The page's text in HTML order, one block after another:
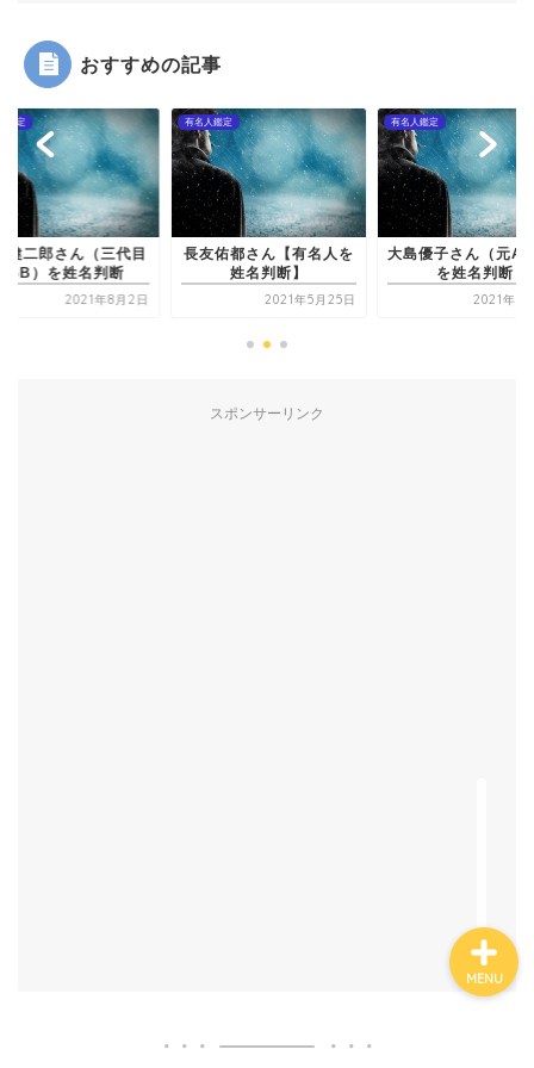
おすすめの記事
鑑定
佑都さん【有名人を
姓名判断】
2021年5月25日
有名人鑑定
大島優子さん（元AKB）
を姓名判断
2021年10月5日
有名人鑑定
山下健二郎さん（三
JSB）を姓名判
2021年8
スポンサーリンク
MENU